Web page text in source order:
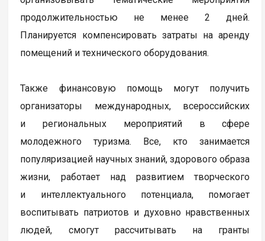
продолжительностью не менее 2 дней.
Планируется компенсировать затраты на аренду
помещений и технического оборудования.
Также финансовую помощь могут получить
организаторы международных, всероссийских
и региональных мероприятий в сфере
молодежного туризма. Все, кто занимается
популяризацией научных знаний, здорового образа
жизни, работает над развитием творческого
и интеллектуального потенциала, помогает
воспитывать патриотов и духовно нравственных
людей, смогут рассчитывать на гранты